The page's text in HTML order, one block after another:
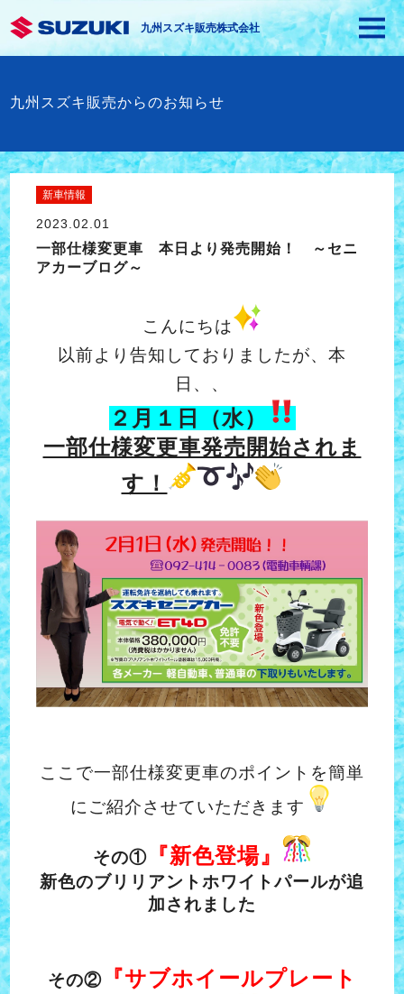
九州スズキ販売株式会社
九州スズキ販売からのお知らせ
新車情報
2023.02.01
一部仕様変更車 本日より発売開始！ ～セニ
アカーブログ～
こんにちは
以前より告知しておりましたが、本
日、、
２ 月１日
（水）
一部仕様変更車発売開始されま
す！
ここで一部仕様変更車のポイントを簡単
にご紹介させていただきます
その① 『新色登場』
新色のブリリアントホワイトパールが追
加されました
その②『サブホイールプレート